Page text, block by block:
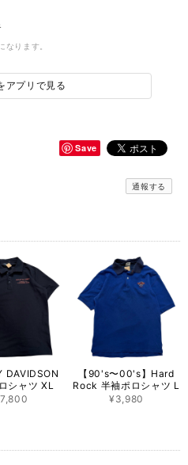
ります。
アプリで見る
Save
通報する
DAVIDSON
シャツ XL
【90's〜00's】Hard
Rock 半袖ポロシャツ L
¥3,980